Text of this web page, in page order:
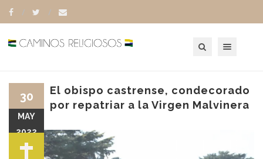
El obispo castrense, condecorado
por repatriar a la Virgen Malvinera
30
MAY
2022